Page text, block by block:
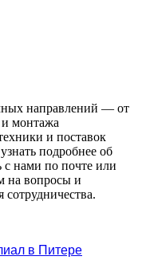
направлений — от
монтажа
и поставок
подробнее об
с нами по почте или
на вопросы и
в Питере